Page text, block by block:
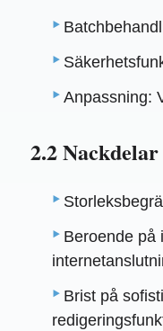
Anpassning:
2.2 Nackdelar
Beroende på
Brist på